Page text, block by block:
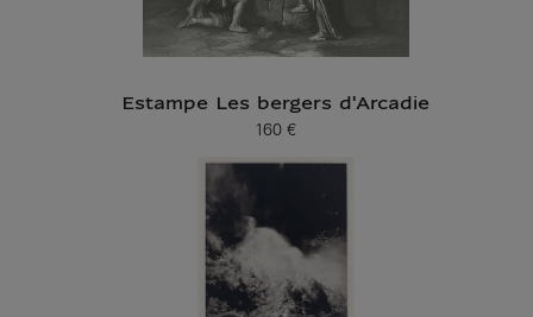
Estampe Les bergers d'Arcadie
Prix ​​actuel
160 €